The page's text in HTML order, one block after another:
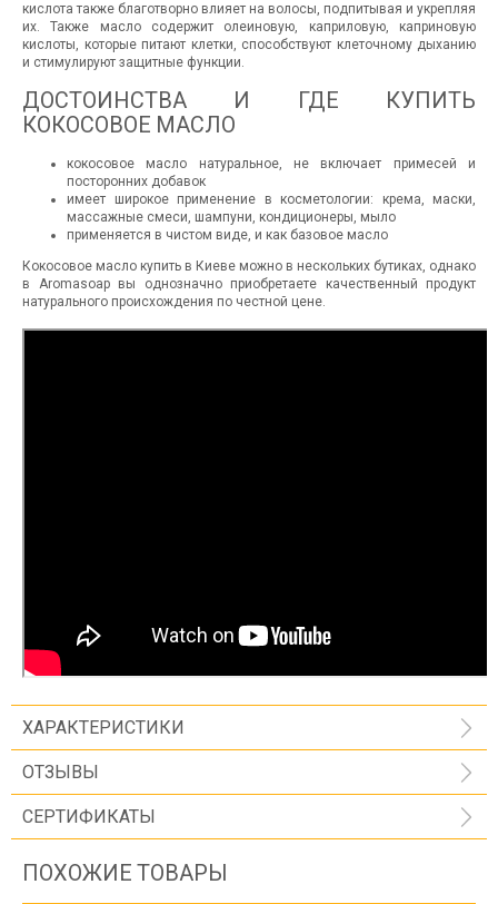
кислота также благотворно влияет на волосы, подпитывая и укрепляя
их. Также масло содержит олеиновую, каприловую, каприновую
кислоты, которые питают клетки, способствуют клеточному дыханию
и стимулируют защитные функции.
ДОСТОИНСТВА И ГДЕ КУПИТЬ
КОКОСОВОЕ МАСЛО
кокосовое масло натуральное, не включает примесей и
посторонних добавок
имеет широкое применение в косметологии: крема, маски,
массажные смеси, шампуни, кондиционеры, мыло
применяется в чистом виде, и как базовое масло
Кокосовое масло купить в Киеве можно в нескольких бутиках, однако
в Aromasoap вы однозначно приобретаете качественный продукт
натурального происхождения по честной цене.
ХАРАКТЕРИСТИКИ
ОТЗЫВЫ
СЕРТИФИКАТЫ
ПОХОЖИЕ ТОВАРЫ